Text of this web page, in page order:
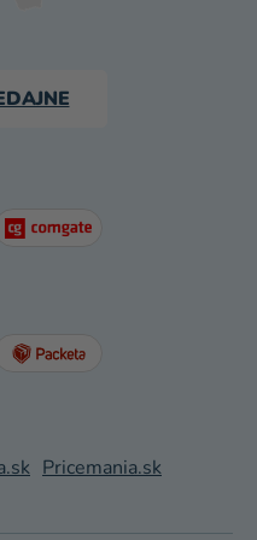
Pricemania.sk